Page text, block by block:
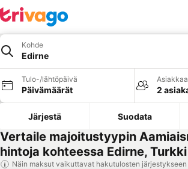
Kohde
Edirne
Tulo-/lähtöpäivä
Päivämäärät 2
Järjestä Suodata
Vertaile majoitustyypin
hintoja kohteessa Edirne, Turkki
Näin maksut vaikuttavat hakutulosten järjestykseen